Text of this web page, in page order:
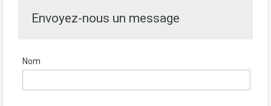
Envoyez-nous un message
Nom